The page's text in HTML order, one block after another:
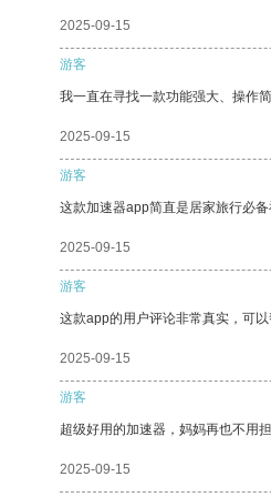
2025-09-15
游客
我一直在寻找一款功能强大、操作
2025-09-15
游客
这款加速器app简直是居家旅行必
2025-09-15
游客
这款app的用户评论非常真实，可以
2025-09-15
游客
超级好用的加速器，妈妈再也不用
2025-09-15